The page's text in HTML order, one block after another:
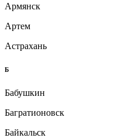
Армянск
Артем
Астрахань
Б
Бабушкин
Багратионовск
Байкальск